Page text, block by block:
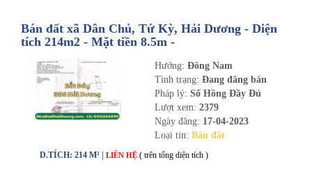
Bán đất xã Dân Chủ, Tứ Kỳ, Hải Dương - Diện
tích 214m2 - Mặt tiền 8.5m -
Hướng: Đông Nam
Tình trạng: Đang đăng bán
Pháp lý: Sổ Hồng Đầy Đủ
Lượt xem: 2379
Ngày đăng: 17-04-2023
Loại tin: Bán đất
D.TÍCH: 214 M² | LIÊN HỆ ( trên tổng diện tích )